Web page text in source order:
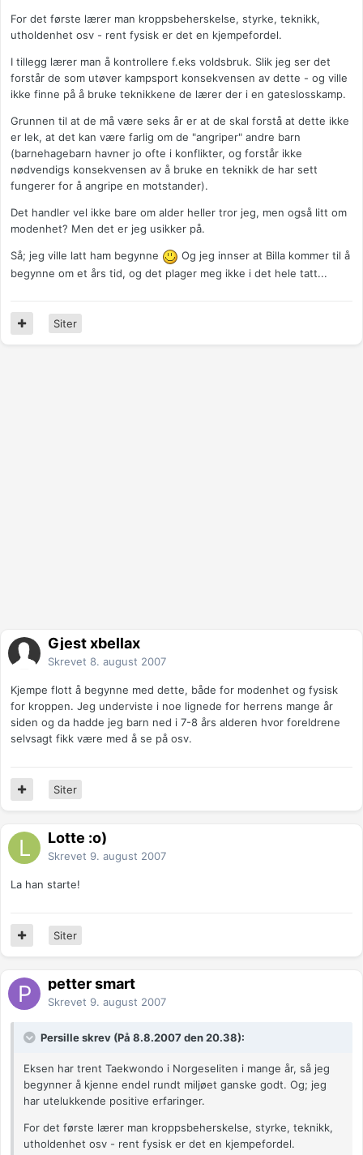
For det første lærer man kroppsbeherskelse, styrke, teknikk,
utholdenhet osv - rent fysisk er det en kjempefordel.
I tillegg lærer man å kontrollere f.eks voldsbruk. Slik jeg ser det
forstår de som utøver kampsport konsekvensen av dette - og ville
ikke finne på å bruke teknikkene de lærer der i en gateslosskamp.
Grunnen til at de må være seks år er at de skal forstå at dette ikke
er lek, at det kan være farlig om de "angriper" andre barn
(barnehagebarn havner jo ofte i konflikter, og forstår ikke
nødvendigs konsekvensen av å bruke en teknikk de har sett
fungerer for å angripe en motstander).
Det handler vel ikke bare om alder heller tror jeg, men også litt om
modenhet? Men det er jeg usikker på.
Så; jeg ville latt ham begynne
Og jeg innser at Billa kommer til å
begynne om et års tid, og det plager meg ikke i det hele tatt...
Siter
Gjest xbellax
Skrevet 8. august 2007
Kjempe flott å begynne med dette, både for modenhet og fysisk
for kroppen. Jeg underviste i noe lignede for herrens mange år
siden og da hadde jeg barn ned i 7-8 års alderen hvor foreldrene
selvsagt fikk være med å se på osv.
Siter
Lotte :o)
Skrevet 9. august 2007
La han starte!
Siter
petter smart
Skrevet 9. august 2007
Persille skrev (På 8.8.2007 den 20.38):
Eksen har trent Taekwondo i Norgeseliten i mange år, så jeg
begynner å kjenne endel rundt miljøet ganske godt. Og; jeg
har utelukkende positive erfaringer.
For det første lærer man kroppsbeherskelse, styrke, teknikk,
utholdenhet osv - rent fysisk er det en kjempefordel.